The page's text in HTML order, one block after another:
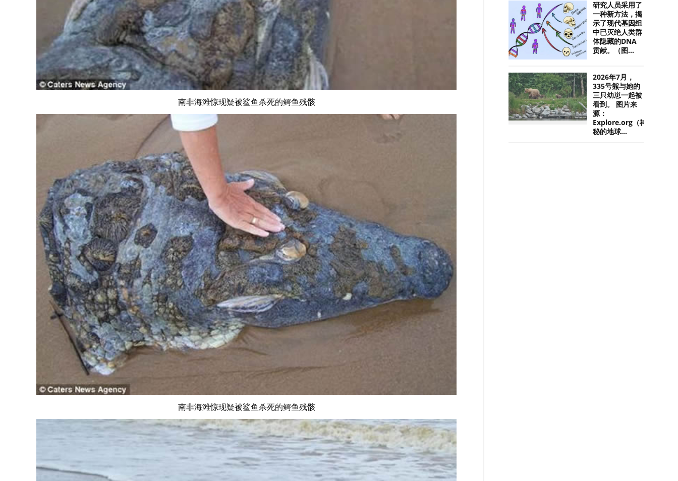
南非海滩惊现疑被鲨鱼杀死的鳄鱼残骸
南非海滩惊现疑被鲨鱼杀死的鳄鱼残骸
研究人员采用了
一种新方法，揭
示了现代基因组
中已灭绝人类群
体隐藏的DNA
贡献。（图...
2026年7月，
335号熊与她的
三只幼崽一起被
看到。 图片来
源：
Explore.org（神
秘的地球...